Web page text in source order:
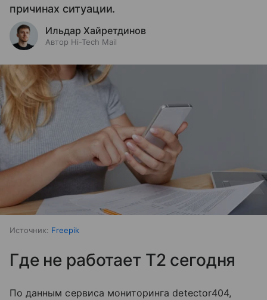
причинах ситуации.
Ильдар Хайретдинов
Автор Hi-Tech Mail
Источник: Freepik
Где не работает T2 сегодня
По данным сервиса мониторинга detector404,